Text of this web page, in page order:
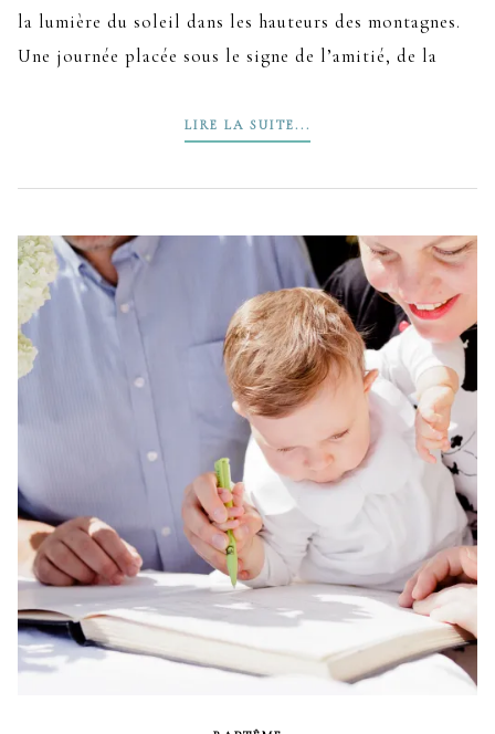
la lumière du soleil dans les hauteurs des montagnes.
Une journée placée sous le signe de l’amitié, de la
LIRE LA SUITE...